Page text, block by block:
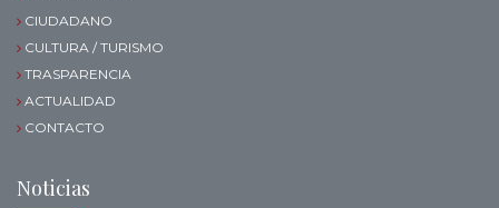
CIUDADANO
CULTURA / TURISMO
TRASPARENCIA
ACTUALIDAD
CONTACTO
Noticias